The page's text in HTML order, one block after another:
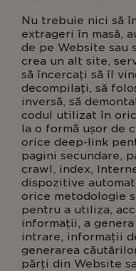
Nu trebuie nici să
extrageri în masă,
de pe Website sau
crea un alt site,
să încercați să îl
decompilați, să
inversă, să
codul utilizat în
la o formă ușor de
orice deep-link
pagini secundare,
crawl, index,
dispozitive
orice metodologie
pentru a utiliza,
informații, a
intrare, informații
generarea
părți din Website